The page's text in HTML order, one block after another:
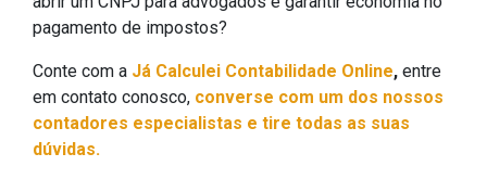
pagamento de impostos?
Conte com a Já Calculei Contabilidade Online, entre
em contato conosco, converse com um dos nossos
contadores especialistas e tire todas as suas
dúvidas.